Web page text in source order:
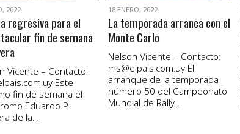
2022
regresiva para el
fin de semana
Vicente – Contacto:
Este
fin de semana el
Eduardo P.
de la...
18 ENERO, 2022
La temporada arranca con el
Monte Carlo
Nelson Vicente – Contacto:
ms@elpais.com.uyEl
arranque de la temporada
número 50 del Campeonato
Mundial de Rally...